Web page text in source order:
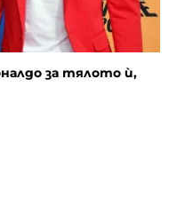
за тялото ѝ,